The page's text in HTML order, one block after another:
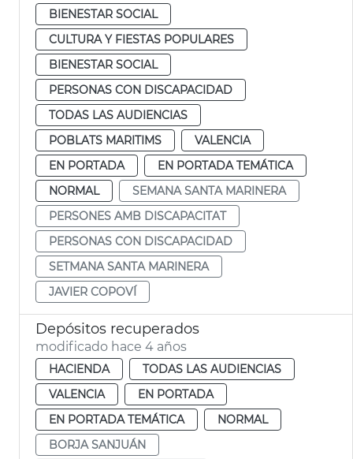
BIENESTAR SOCIAL
CULTURA Y FIESTAS POPULARES
BIENESTAR SOCIAL
PERSONAS CON DISCAPACIDAD
TODAS LAS AUDIENCIAS
POBLATS MARITIMS
VALENCIA
EN PORTADA
EN PORTADA TEMÁTICA
NORMAL
SEMANA SANTA MARINERA
PERSONES AMB DISCAPACITAT
PERSONAS CON DISCAPACIDAD
SETMANA SANTA MARINERA
JAVIER COPOVÍ
Depósitos recuperados
modificado hace 4 años
HACIENDA
TODAS LAS AUDIENCIAS
VALENCIA
EN PORTADA
EN PORTADA TEMÁTICA
NORMAL
BORJA SANJUÁN